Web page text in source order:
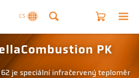
CS
PK
62 je speciální infračervený teploměr